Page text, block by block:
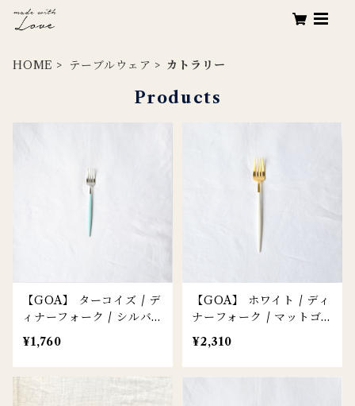
HOME テーブルウェア カトラリー
Products
【GOA】 ターコイズ / デ
ィナーフォーク / シルバ
ー
¥1,760
【GOA】 ホワイト / ディ
ナーフォーク / マットゴ
ールド
¥2,310